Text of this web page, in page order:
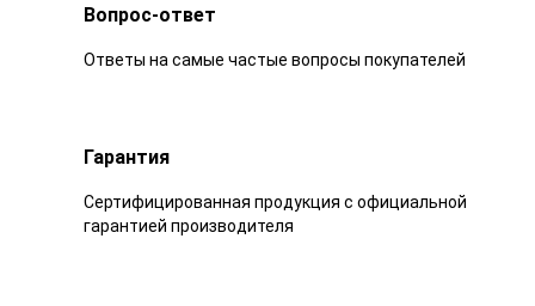
Вопрос-ответ
Ответы на самые частые вопросы покупателей
Гарантия
Сертифицированная продукция с официальной
гарантией производителя